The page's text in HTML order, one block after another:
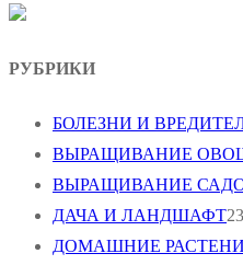
РУБРИКИ
БОЛЕЗНИ И
ВЫРАЩИВАНИЕ
ВЫРАЩИВАНИЕ
ДАЧА И ЛАНДШАФТ
ДОМАШНИЕ